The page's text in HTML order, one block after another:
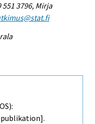
3796, Mirja